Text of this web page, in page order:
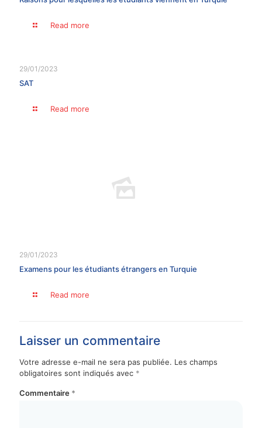
Read more
29/01/2023
SAT
Read more
29/01/2023
Examens pour les étudiants étrangers en Turquie
Read more
Laisser un commentaire
Votre adresse e-mail ne sera pas publiée. Les champs
obligatoires sont indiqués avec *
Commentaire *